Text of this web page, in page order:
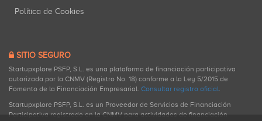
Política de Cookies
SITIO SEGURO
Startupxplore PSFP, S.L. es una plataforma de financiación participativa
autorizada por la CNMV (Registro No. 18) conforme a la Ley 5/2015 de
Fomento de la Financiación Empresarial. Consultar registro oficial.
Startupxplore PSFP, S.L. es un Proveedor de Servicios de Financiación
Participativa registrado en la CNMV para actividades de financiación